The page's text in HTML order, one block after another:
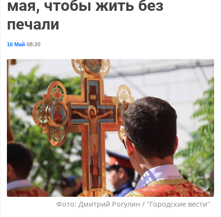
мая, чтобы жить без
печали
16 Май 08:20
Фото: Дмитрий Рогулин / "Городские вести"